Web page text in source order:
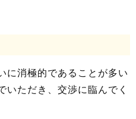
に消極的であることが多い
いただき、交渉に臨んでく